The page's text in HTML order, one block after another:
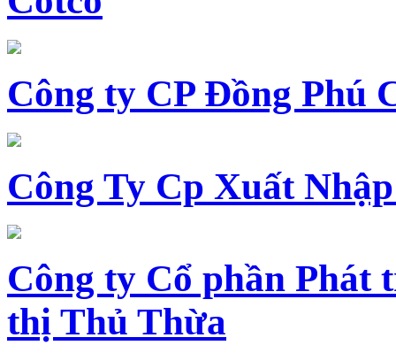
Công ty CP Đồng Phú
Công Ty Cp Xuất
Công ty Cổ phần Phát
thị Thủ Thừa